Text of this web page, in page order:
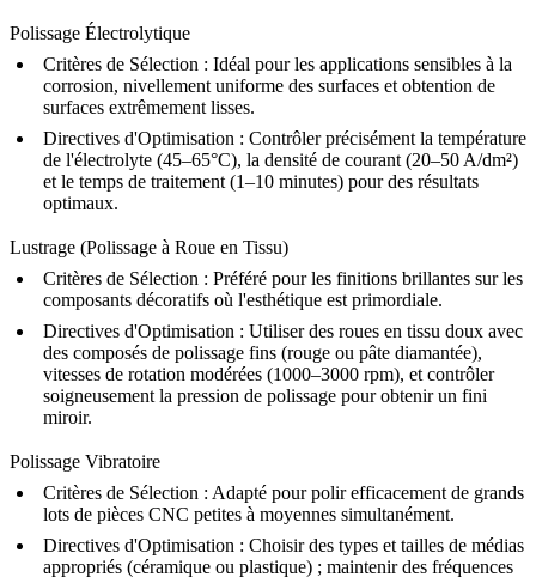
Polissage Électrolytique
Critères de Sélection : Idéal pour les applications sensibles à la
corrosion, nivellement uniforme des surfaces et obtention de
surfaces extrêmement lisses.
Directives d'Optimisation : Contrôler précisément la température
de l'électrolyte (45–65°C), la densité de courant (20–50 A/dm²)
et le temps de traitement (1–10 minutes) pour des résultats
optimaux.
Lustrage (Polissage à Roue en Tissu)
Critères de Sélection : Préféré pour les finitions brillantes sur les
composants décoratifs où l'esthétique est primordiale.
Directives d'Optimisation : Utiliser des roues en tissu doux avec
des composés de polissage fins (rouge ou pâte diamantée),
vitesses de rotation modérées (1000–3000 rpm), et contrôler
soigneusement la pression de polissage pour obtenir un fini
miroir.
Polissage Vibratoire
Critères de Sélection : Adapté pour polir efficacement de grands
lots de pièces CNC petites à moyennes simultanément.
Directives d'Optimisation : Choisir des types et tailles de médias
appropriés (céramique ou plastique) ; maintenir des fréquences